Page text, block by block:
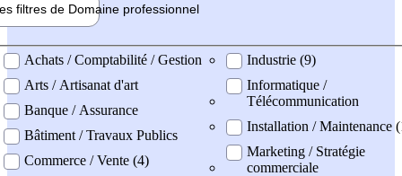
filtres de Domaine professionnel
professionel
Achats / Comptabilité / Gestion
Arts / Artisanat d'art
Banque / Assurance
Bâtiment / Travaux Publics
Commerce / Vente (4)
Industrie (9)
Informatique /
Télécommunication
Installation / Maintenance
Marketing / Stratégie
commerciale